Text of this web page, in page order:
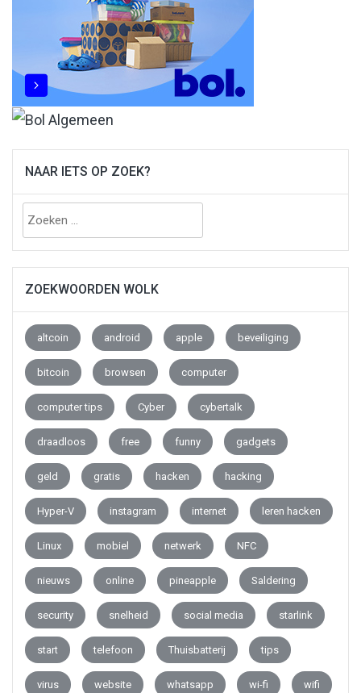
NAAR IETS OP ZOEK?
Zoeken
naar:
ZOEKWOORDEN WOLK
altcoin android apple beveiliging
bitcoin browsen computer
computer tips Cyber cybertalk
draadloos free funny gadgets
geld gratis hacken hacking
Hyper-V instagram internet leren hacken
Linux mobiel netwerk NFC
nieuws online pineapple Saldering
security snelheid social media starlink
start telefoon Thuisbatterij tips
virus website whatsapp wi-fi wifi